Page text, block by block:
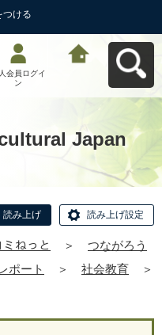
つける
会員ログイ
ン
Japan
読み上げ 読み上げ設定
ねっと ＞
つながろう
ポート ＞ 社会教育
＞